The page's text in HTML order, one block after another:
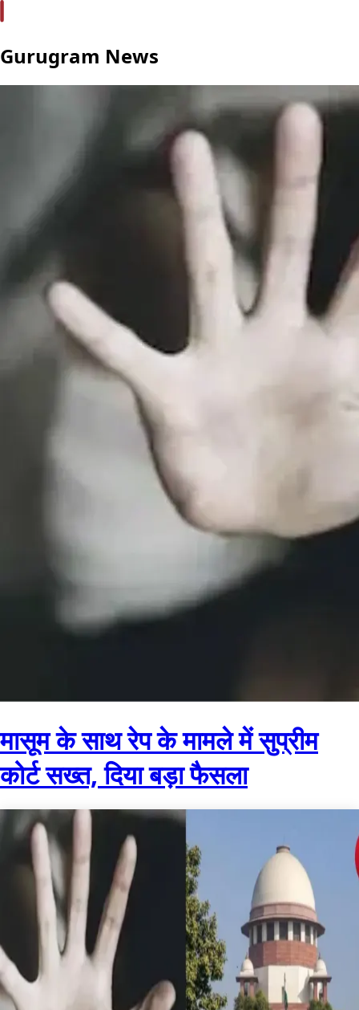
Gurugram News
मासूम के साथ रेप के मामले में सुप्रीम
कोर्ट सख्त, दिया बड़ा फैसला